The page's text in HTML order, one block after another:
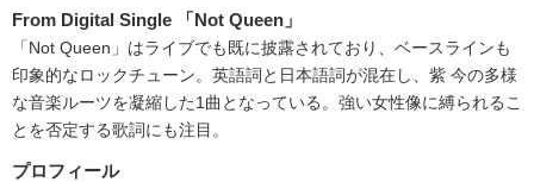
From Digital Single 「Not Queen」
「Not Queen」はライブでも既に披露されており、ベースラインも
印象的なロックチューン。英語詞と日本語詞が混在し、紫 今の多様
な音楽ルーツを凝縮した1曲となっている。強い女性像に縛られるこ
とを否定する歌詞にも注目。
プロフィール